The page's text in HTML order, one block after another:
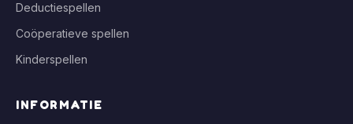
Deductiespellen
Coöperatieve spellen
Kinderspellen
INFORMATIE